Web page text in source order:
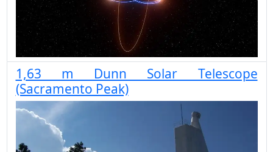
1,63 m Dunn Solar Telescope
(Sacramento Peak)